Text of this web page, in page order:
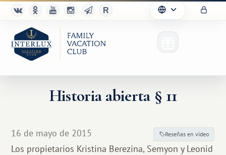
Historia abierta § 11
16 de mayo de 2015 Reseñas en vídeo
Los propietarios Kristina Berezina, Semyon y Leonid